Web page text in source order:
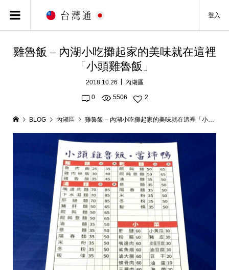
登入
雞魯飯 – 內湖小吃攤起家的美味就在這裡
「小頭雞魯飯」
2018.10.26 內湖區
0 5506 2
BLOG 內湖區 雞魯飯 – 內湖小吃攤起家的美味就在這裡「小頭雞魯飯」